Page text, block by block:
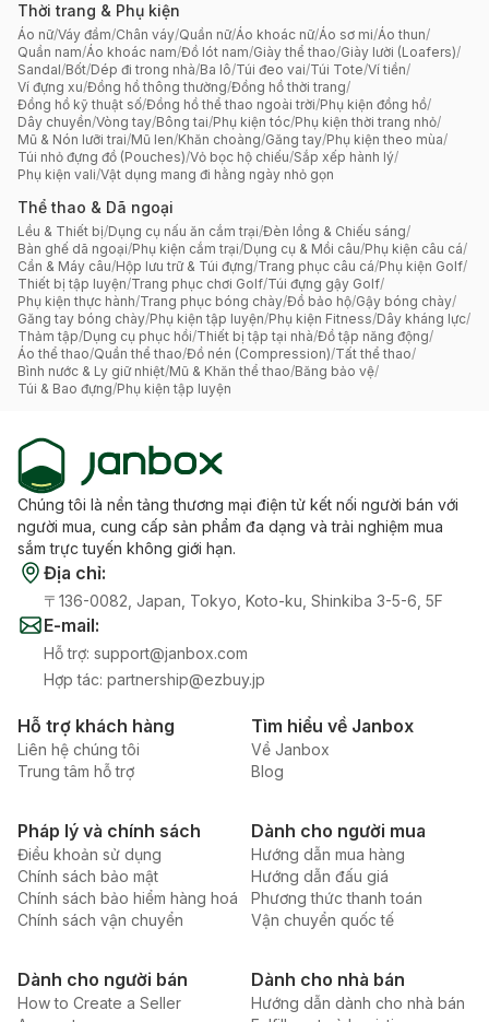
Thời trang & Phụ kiện
Áo nữ/Váy đầm/Chân váy/Quần nữ/Áo khoác nữ/Áo sơ mi/Áo thun/
Quần nam/Áo khoác nam/Đồ lót nam/Giày thể thao/Giày lười (Loafers)/
Sandal/Bốt/Dép đi trong nhà/Ba lô/Túi đeo vai/Túi Tote/Ví tiền/
Ví đựng xu/Đồng hồ thông thường/Đồng hồ thời trang/
Đồng hồ kỹ thuật số/Đồng hồ thể thao ngoài trời/Phụ kiện đồng hồ/
Dây chuyền/Vòng tay/Bông tai/Phụ kiện tóc/Phụ kiện thời trang nhỏ/
Mũ & Nón lưỡi trai/Mũ len/Khăn choàng/Găng tay/Phụ kiện theo mùa/
Túi nhỏ đựng đồ (Pouches)/Vỏ bọc hộ chiếu/Sắp xếp hành lý/
Phụ kiện vali/Vật dụng mang đi hằng ngày nhỏ gọn
Thể thao & Dã ngoại
Lều & Thiết bị/Dụng cụ nấu ăn cắm trại/Đèn lồng & Chiếu sáng/
Bàn ghế dã ngoại/Phụ kiện cắm trại/Dụng cụ & Mồi câu/Phụ kiện câu cá/
Cần & Máy câu/Hộp lưu trữ & Túi đựng/Trang phục câu cá/Phụ kiện Golf/
Thiết bị tập luyện/Trang phục chơi Golf/Túi đựng gậy Golf/
Phụ kiện thực hành/Trang phục bóng chày/Đồ bảo hộ/Gậy bóng chày/
Găng tay bóng chày/Phụ kiện tập luyện/Phụ kiện Fitness/Dây kháng lực/
Thảm tập/Dụng cụ phục hồi/Thiết bị tập tại nhà/Đồ tập năng động/
Áo thể thao/Quần thể thao/Đồ nén (Compression)/Tất thể thao/
Bình nước & Ly giữ nhiệt/Mũ & Khăn thể thao/Băng bảo vệ/
Túi & Bao đựng/Phụ kiện tập luyện
Chúng tôi là nền tảng thương mại điện tử kết nối người bán với
người mua, cung cấp sản phẩm đa dạng và trải nghiệm mua
sắm trực tuyến không giới hạn.
Địa chỉ:
〒136-0082, Japan, Tokyo, Koto-ku, Shinkiba 3-5-6, 5F
E-mail:
Hỗ trợ: support@janbox.com
Hợp tác: partnership@ezbuy.jp
Hỗ trợ khách hàng
Liên hệ chúng tôi
Trung tâm hỗ trợ
Tìm hiểu về Janbox
Về Janbox
Blog
Pháp lý và chính sách
Điều khoản sử dụng
Chính sách bảo mật
Chính sách bảo hiểm hàng hoá
Chính sách vận chuyển
Dành cho người mua
Hướng dẫn mua hàng
Hướng dẫn đấu giá
Phương thức thanh toán
Vận chuyển quốc tế
Dành cho người bán
How to Create a Seller
Dành cho nhà bán
Hướng dẫn dành cho nhà bán